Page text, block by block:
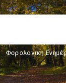
Φορολογικη